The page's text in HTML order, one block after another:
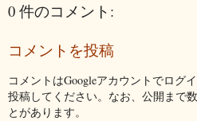
0 件のコメント:
コメントを投稿
コメントはGoogleアカウントでログ
投稿してください。なお、公開まで
とがあります。